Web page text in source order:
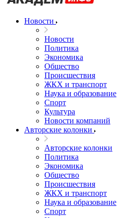
Новости
Новости
Политика
Экономика
Общество
Происшествия
ЖКХ и транспорт
Наука и образование
Спорт
Культура
Новости компаний
Авторские колонки
Авторские колонки
Политика
Экономика
Общество
Происшествия
ЖКХ и транспорт
Наука и образование
Спорт